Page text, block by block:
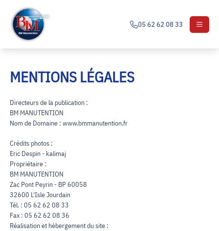
05 62 62 08 33
MENTIONS LÉGALES
Directeurs de la publication :
BM MANUTENTION
Nom de Domaine : www.bmmanutention.fr
Crédits photos :
Eric Despin - kalimaj
Propriétaire :
BM MANUTENTION
Zac Pont Peyrin - BP 60058
32600 L'Isle Jourdain
Tél. : 05 62 62 08 33
Fax : 05 62 62 08 36
Réalisation et hébergement du site :